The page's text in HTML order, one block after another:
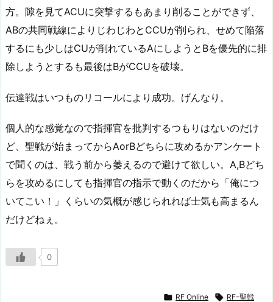
方。隙を見てACUに突撃するもあまり削ることができず、
ABの共同戦線によりじわじわとCCUが削られ、せめて陥落
するにも少しはCUが削れているAにしようとBを優先的に排
除しようとするも最後はBがCCUを破壊。
伝達戦はいつものリコールにより成功。げんなり。
個人的な感覚なので指揮官を批判するつもりはないのだけ
ど、聖戦が始まってからAorBどちらに攻めるかアンケート
で聞くのは、戦う前から萎えるので避けて欲しい。A,Bどち
らを攻めるにしても指揮官の指示で動くのだから「俺につ
いてこい！」くらいの気概が感じられれば士気も高まるん
だけどねぇ。
0
 RF Online  RF-聖戦